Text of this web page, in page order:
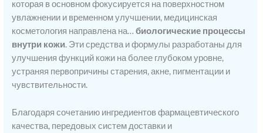
которая в основном фокусируется на поверхностном
увлажнении и временном улучшении, медицинская
косметология направлена на…биологические процессы
внутри кожи. Эти средства и формулы разработаны для
улучшения функций кожи на более глубоком уровне,
устраняя первопричины старения, акне, пигментации и
чувствительности.
Благодаря сочетанию ингредиентов фармацевтического
качества, передовых систем доставки и